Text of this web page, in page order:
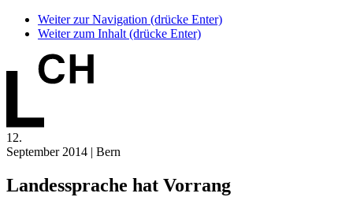
Weiter zur Navigation (drücke Enter)
Weiter zum Inhalt (drücke Enter)
12.
September 2014 | Bern
Landessprache hat Vorrang